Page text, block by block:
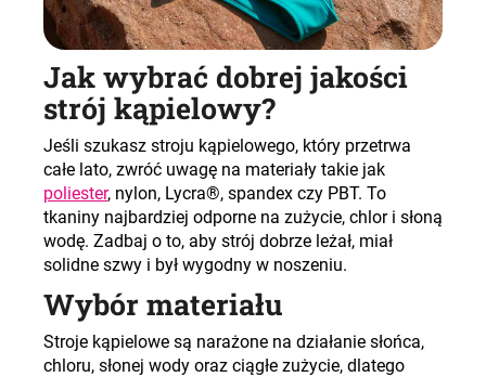
Jak wybrać dobrej jakości
strój kąpielowy?
Jeśli szukasz stroju kąpielowego, który przetrwa
całe lato, zwróć uwagę na materiały takie jak
poliester, nylon, Lycra®, spandex czy PBT. To
tkaniny najbardziej odporne na zużycie, chlor i słoną
wodę. Zadbaj o to, aby strój dobrze leżał, miał
solidne szwy i był wygodny w noszeniu.
Wybór materiału
Stroje kąpielowe są narażone na działanie słońca,
chloru, słonej wody oraz ciągłe zużycie, dlatego